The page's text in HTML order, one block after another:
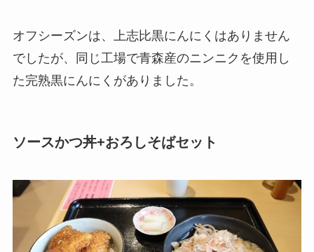
オフシーズンは、上志比黒にんにくはありません
でしたが、同じ工場で青森産のニンニクを使用し
た完熟黒にんにくがありました。
ソースかつ丼+おろしそばセット